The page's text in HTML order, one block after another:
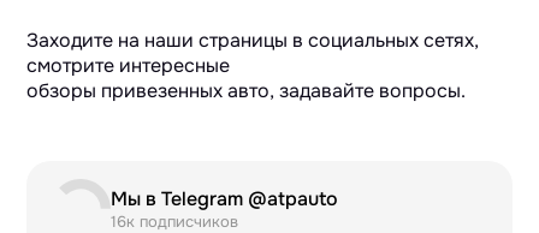
Заходите на наши страницы в социальных сетях,
смотрите интересные
обзоры привезенных авто, задавайте вопросы.
Мы в Telegram @atpauto
16к подписчиков